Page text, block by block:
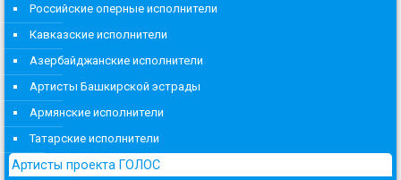
Российские оперные исполнители
Кавказские исполнители
Азербайджанские исполнители
Артисты Башкирской эстрады
Армянские исполнители
Татарские исполнители
Артисты проекта ГОЛОС